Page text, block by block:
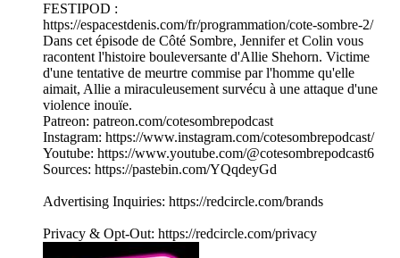
FESTIPOD :
https://espacestdenis.com/fr/programmation/cote-sombre-2/
Dans cet épisode de Côté Sombre, Jennifer et Colin vous
racontent l'histoire bouleversante d'Allie Shehorn. Victime
d'une tentative de meurtre commise par l'homme qu'elle
aimait, Allie a miraculeusement survécu à une attaque d'une
violence inouïe.
Patreon: patreon.com/cotesombrepodcast
Instagram: https://www.instagram.com/cotesombrepodcast/
Youtube: https://www.youtube.com/@cotesombrepodcast6
Sources: https://pastebin.com/YQqdeyGd
Advertising Inquiries: https://redcircle.com/brands
Privacy & Opt-Out: https://redcircle.com/privacy